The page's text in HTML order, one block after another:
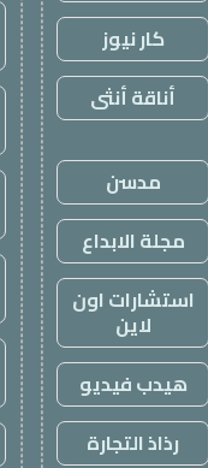
كار نيوز
أناقة أنثى
مدسن
مجلة الابداع
استشارات اون
لاين
هيدب فيديو
رذاذ التجارة